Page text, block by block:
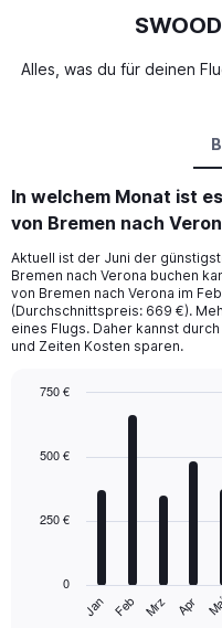
Alles, was du für deinen
In welchem Monat ist
von Bremen nach
Aktuell ist der Juni der
Bremen nach Verona buchen
von Bremen nach Verona im
(Durchschnittspreis: 669 €).
eines Flugs. Daher kannst
und Zeiten Kosten sparen.
with
The
Jan Feb Mrz Apr
0
250 €
500 €
750 €